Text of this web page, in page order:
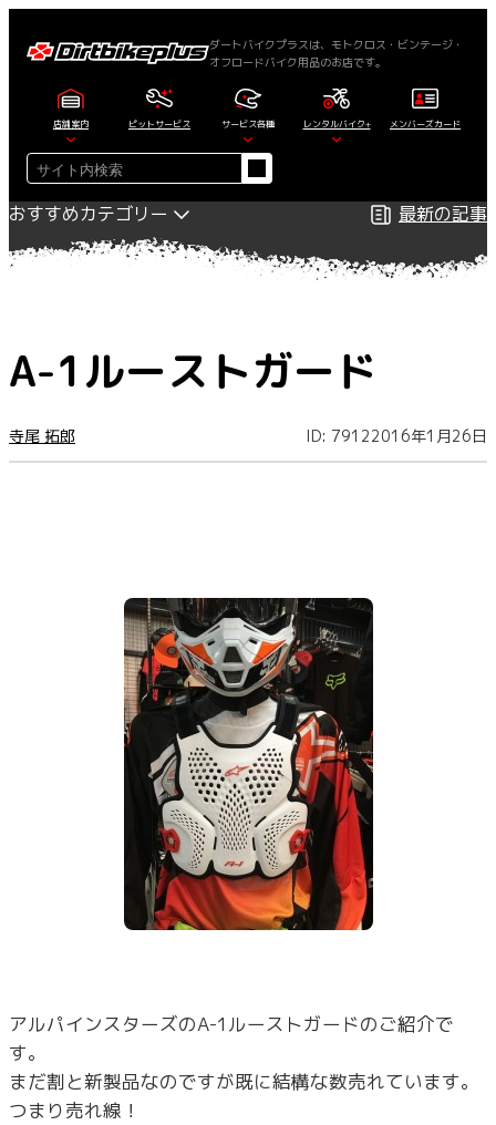
ダートバイクプラスは、モトクロス・ビンテージ・
オフロードバイク用品のお店です。
店舗案内 ピットサービス サービス各種 レンタルバイク+ メンバーズカード
検
索
おすすめカテゴリー
最新の記事
A-1ルーストガード
寺尾 拓郎 ID: 79122016年1月26日
アルパインスターズのA-1ルーストガードのご紹介で
す。
まだ割と新製品なのですが既に結構な数売れています。
つまり売れ線！